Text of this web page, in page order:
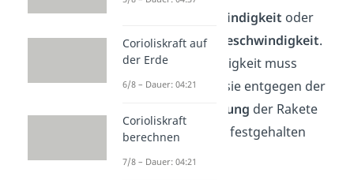
Austrittsgeschwindigkeit oder
auchAusströmgeschwindigkeit.
Diese Geschwindigkeit muss
negativsein, da sie entgegen der
Bewegungsrichtung der Rakete
verläuft. So kann festgehalten
werden:
Corioliskraft auf
der Erde
6/8 – Dauer: 04:21
Corioliskraft
berechnen
7/8 – Dauer: 04:21